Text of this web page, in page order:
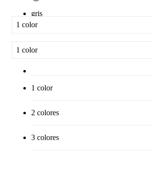
gris
1 color
1 color
1 color
2 colores
3 colores